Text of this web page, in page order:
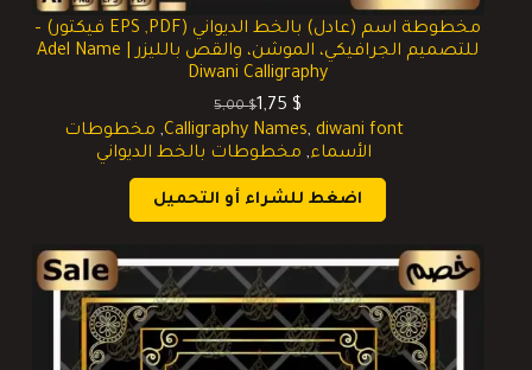
مخطوطة اسم (عادل) بالخط الديواني (EPS ,PDF فيكتور) –
للتصميم الجرافيكي، الموشن، والقص بالليزر | Adel Name
Diwani Calligraphy
5,00$
السعر
الأصلي
هو:
5,00 $.
1,75 $
السعر
الحالي
هو:
1,75 $.
Calligraphy Names,diwani font
, مخطوطات
الأسماء, مخطوطات بالخط الديواني
اضغط للشراء أو التحميل